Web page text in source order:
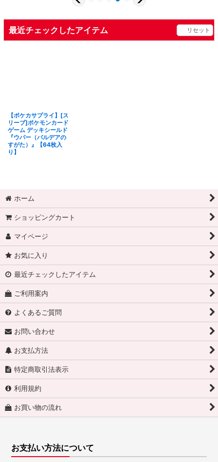
最近チェックしたアイテム リセット
【ポケカサプライ】[ス
リーブ]ポケモンカード
ゲーム デッキシールド
『ウパー（パルデアの
すがた）』【64枚入
り】
ホーム
ショッピングカート
マイページ
お気に入り
最近チェックしたアイテム
ご利用案内
よくあるご質問
お問い合わせ
お支払方法
特定商取引法表示
利用規約
お買い物の流れ
お支払い方法について